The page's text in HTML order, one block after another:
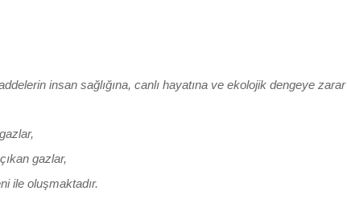
insan sağlığına, canlı hayatına ve ekolojik dengeye zarar
gazlar,
ile oluşmaktadır.